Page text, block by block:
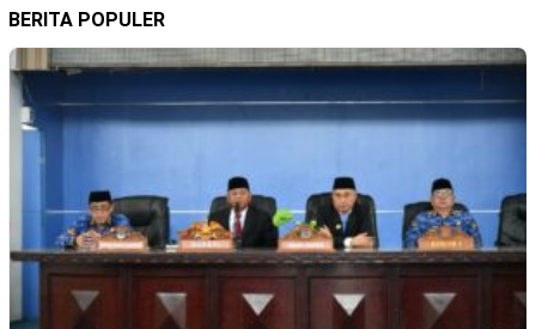
BERITA POPULER